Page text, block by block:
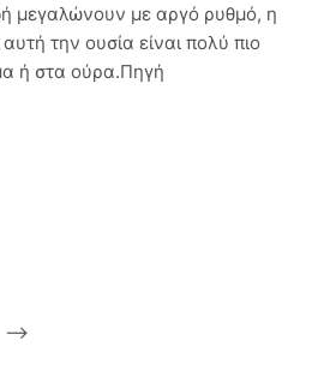
μεγαλώνουν με αργό ρυθμό, η
την ουσία είναι πολύ πιο
ή στα ούρα.Πηγή